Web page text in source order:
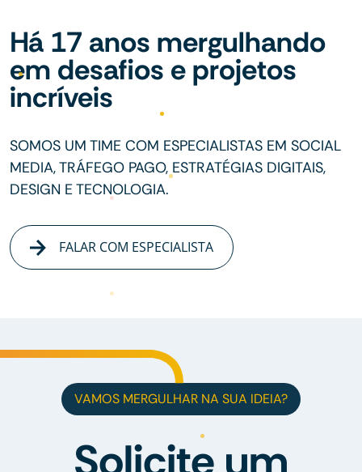
Há 17 anos mergulhando
em desafios e projetos
incríveis
SOMOS UM TIME COM ESPECIALISTAS EM SOCIAL
MEDIA, TRÁFEGO PAGO, ESTRATÉGIAS DIGITAIS,
DESIGN E TECNOLOGIA.
FALAR COM ESPECIALISTA
VAMOS MERGULHAR NA SUA IDEIA?